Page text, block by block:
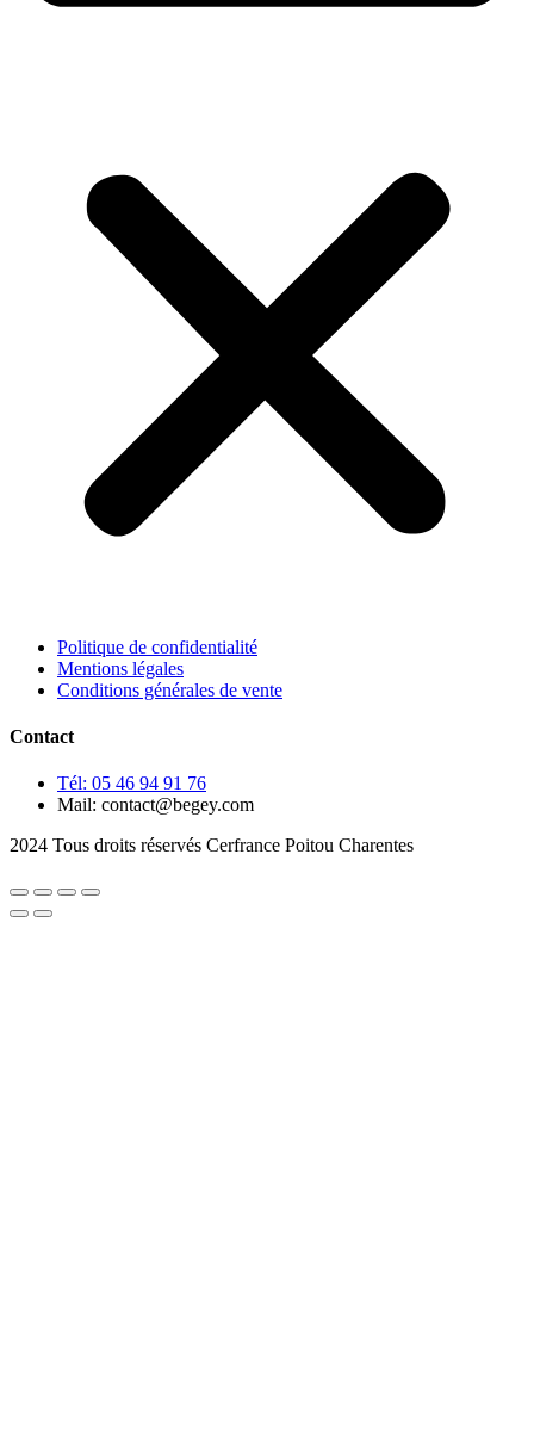
Politique de confidentialité
Mentions légales
Conditions générales de vente
Contact
Tél: 05 46 94 91 76
Mail: contact@begey.com
2024 Tous droits réservés Cerfrance Poitou Charentes